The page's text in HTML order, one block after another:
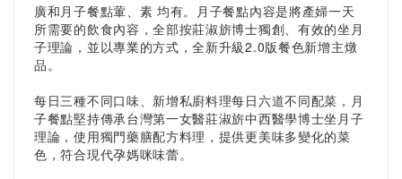
廣和月子餐點葷、素 均有。月子餐點內容是將產婦一天
所需要的飲食內容，全部按莊淑旂博士獨創、有效的坐月
子理論，並以專業的方式，全新升級2.0版餐色新增主燉
品。
每日三種不同口味、新增私廚料理每日六道不同配菜，月
子餐點堅持傳承台灣第一女醫莊淑旂中西醫學博士坐月子
理論，使用獨門藥膳配方料理，提供更美味多變化的菜
色，符合現代孕媽咪味蕾。